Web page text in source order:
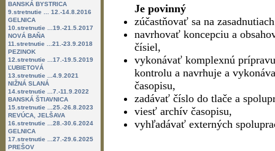
BANSKÁ BYSTRICA
9.stretnutie ... 12.-14.8.2016
GELNICA
10.stretnutie ...19.-21.5.2017
NOVÁ BAŇA
11.stretnutie ...21.-23.9.2018
PEZINOK
12.stretnutie ...17.-19.5.2019
ĽUBIETOVÁ
13.stretnutie ...4.9.2021
NIŽNÁ SLANÁ
14.stretnutie ...7.-11.9.2022
BANSKÁ ŠTIAVNICA
15.stretnutie ...25.-26.8.2023
REVÚCA, JELŠAVA
16.stretnutie ...28.-30.6.2024
GELNICA
17.stretnutie ...27.-29.6.2025
PREŠOV
Je povinný
zúčastňovať sa na
navrhovať koncepciu a
čísiel,
vykonávať komplexnú
kontrolu a navrhuje a
časopisu,
zadávať číslo do tlače a
viesť archív časopisu,
vyhľadávať externých